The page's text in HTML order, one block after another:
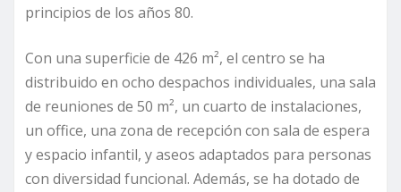
principios de los años 80.
Con una superficie de 426 m², el centro se ha
distribuido en ocho despachos individuales, una sala
de reuniones de 50 m², un cuarto de instalaciones,
un office, una zona de recepción con sala de espera
y espacio infantil, y aseos adaptados para personas
con diversidad funcional. Además, se ha dotado de